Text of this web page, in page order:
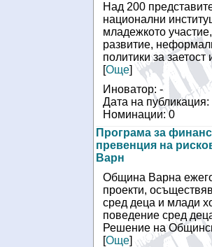
Над 200
национални
младежкото
развитие,
политики за заетост
[Още]
Иноватор: -
Дата на публикация:
Номинации: 0
Програма за
превенция на
Варн
Община Варна
проекти,
сред деца и млади
поведение сред
Решение на
[Още]